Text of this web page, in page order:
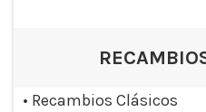
• Recambios Clásicos